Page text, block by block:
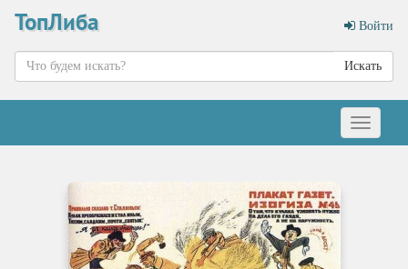
ТопЛиба Войти
Искать
Меню